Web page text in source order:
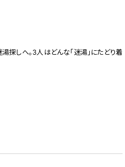
探しへ。3人はどんな「迷湯」にたどり着